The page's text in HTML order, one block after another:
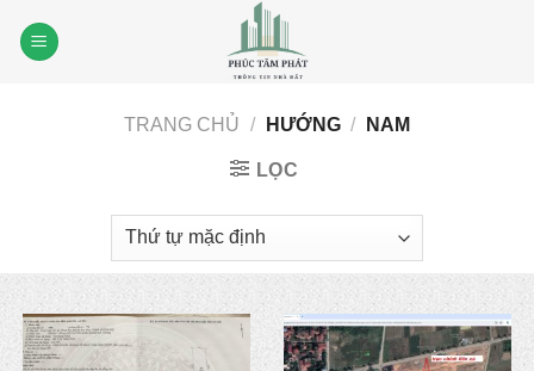
TRANG CHỦ / HƯỚNG / NAM
LỌC